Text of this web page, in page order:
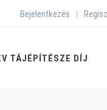
Bejelentkezés |
TÁJÉPÍTÉSZE DÍJ